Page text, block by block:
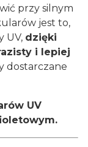
przy silnym
jest to,
UV, dzięki
i lepiej
dostarczane
UV